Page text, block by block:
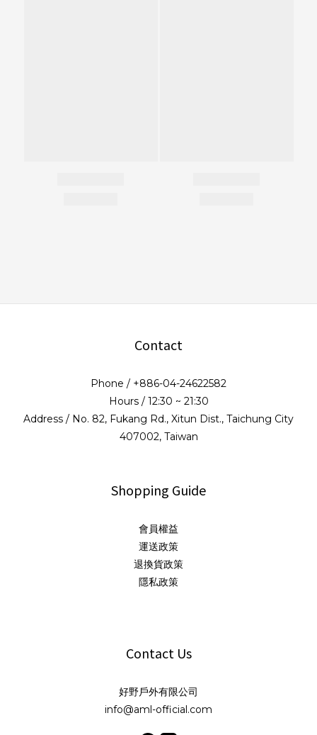
Contact
Phone / +886-04-24622582
Hours / 12:30 ~ 21:30
Address / No. 82, Fukang Rd., Xitun Dist., Taichung City
407002, Taiwan
Shopping Guide
會員權益
運送政策
退換貨政策
隱私政策
Contact Us
好野戶外有限公司
info@aml-official.com